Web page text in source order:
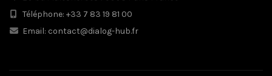
Téléphone: +33 7 83 19 81 00
Email: contact@dialog-hub.fr